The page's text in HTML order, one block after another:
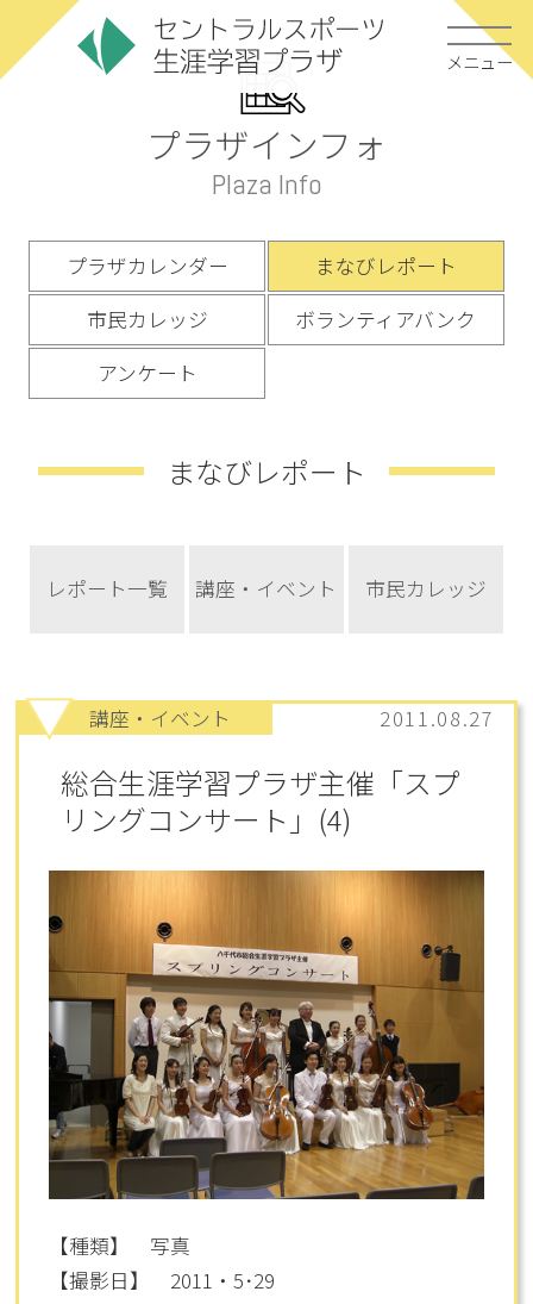
メニュー
プラザインフォ
Plaza Info
まなびレポート
プラザカレンダー
まなびレポート
市民カレッジ
ボランティアバンク
アンケート
レポート一覧 講座・イベント 市民カレッジ
講座・イベント 2011.08.27
総合生涯学習プラザ主催「スプ
リングコンサート」(4)
【種類】 写真
【撮影日】 2011・5･29